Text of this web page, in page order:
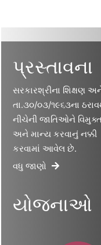
પ્રસ્તાવના
સરકારશ્રીના શિક્ષણ
તા.૩૦/૦૩/૧૯૬૩ના
નીચેની જાતિઓને વિમુક્ત
અને માન્ય કરવાનું નક્કી
કરવામાં આવેલ છે.
વધુ જાણો
યોજનાઓ